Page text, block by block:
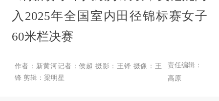
作者：新黄河记者：侯超 摄影：王锋 摄像：王
锋 剪辑：梁明星
责任编辑：
高原